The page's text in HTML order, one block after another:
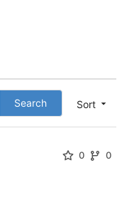
Sort
Search
0 0